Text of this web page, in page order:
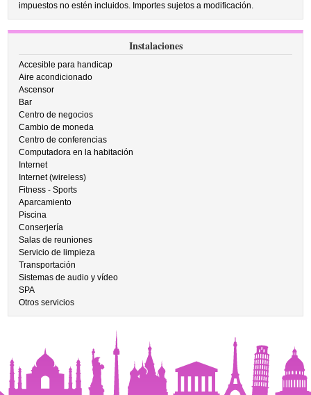
impuestos no estén incluidos. Importes sujetos a modificación.
Instalaciones
Accesible para handicap
Aire acondicionado
Ascensor
Bar
Centro de negocios
Cambio de moneda
Centro de conferencias
Computadora en la habitación
Internet
Internet (wireless)
Fitness - Sports
Aparcamiento
Piscina
Conserjería
Salas de reuniones
Servicio de limpieza
Transportación
Sistemas de audio y vídeo
SPA
Otros servicios